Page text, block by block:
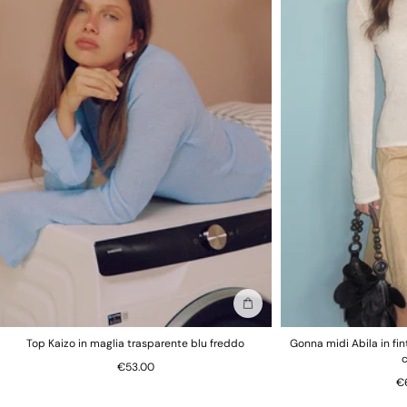
Per motivi igienici e sanitari, tutte le mutandine non sono
restituibili.
Aggiungi alla borsa
Top Kaizo in maglia trasparente blu freddo
€53.00
Gonna midi Abila in